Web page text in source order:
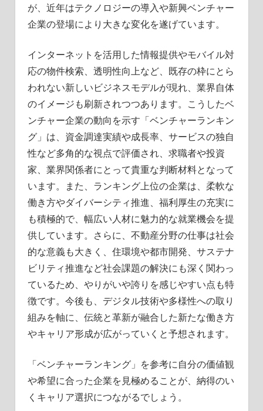
が、近年はテクノロジーの導入や新興ベンチャー
企業の登場により大きな変化を遂げています。
インターネットを活用した情報提供やモバイル対
応の物件検索、透明性向上など、既存の枠にとら
われない新しいビジネスモデルが現れ、業界自体
のイメージも刷新されつつあります。こうしたベ
ンチャー企業の動向を示す「ベンチャーランキン
グ」は、資金調達実績や成長率、サービスの独自
性など多角的な視点で評価され、求職者や投資
家、業界関係者にとって貴重な判断材料となって
います。また、ランキング上位の企業は、柔軟な
働き方やダイバーシティ推進、福利厚生の充実に
も積極的で、幅広い人材に魅力的な就業機会を提
供しています。さらに、不動産分野の仕事は社会
的な意義も大きく、住環境や都市開発、サステナ
ビリティ推進など社会課題の解決にも深く関わっ
ているため、やりがいや誇りを感じやすい点も特
徴です。今後も、デジタル技術や多様性への取り
組みを軸に、伝統と革新が融合した新たな働き方
やキャリア形成が広がっていくと予想されます。
「ベンチャーランキング」を参考に自分の価値観
や希望に合った企業を見極めることが、納得のい
くキャリア選択につながるでしょう。